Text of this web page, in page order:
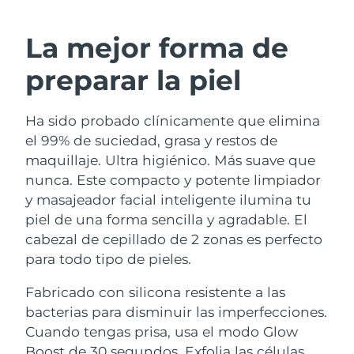
La mejor forma de
preparar la piel
Ha sido probado clínicamente que elimina
el 99% de suciedad, grasa y restos de
maquillaje. Ultra higiénico. Más suave que
nunca. Este compacto y potente limpiador
y masajeador facial inteligente ilumina tu
piel de una forma sencilla y agradable. El
cabezal de cepillado de 2 zonas es perfecto
para todo tipo de pieles.
Fabricado con silicona resistente a las
bacterias para disminuir las imperfecciones.
Cuando tengas prisa, usa el modo Glow
Limpieza facial
LUNA™ 4 pack
Anti-aging massage
LUNA™ 4 Plus
Massage, LED heating
LUNA™ 4 Men
Lifting facial
BEAR™ 2 pack
Microcurrent toning
BEAR™ 2 go
Microcurrent toning on-the-go
BEAR™ 2 eyes & lips
Hidratación
UFO™ 3 pack
Deep facial hydration
UFO™ 3 LED
Near-infrared and red light therapy
device
Cuidado bucal
issa™ 4
Hybrid silicone sonic toothbrush
issa™ 4 plus
Smart hybrid silicone sonic toothbrush
TRATAMIENTO ANTIEDAD FAQ™
Antiedad Tratamientos LED
Baréin Entrega prevista
Bélgica
Bermudas Entrega prevista
Bosnia y Herzegovina Entrega prevista 8/11/26
Brunéi
Bulgaria Entrega prevista8/8/26
Canadá Entrega prevista
Chile Entrega prevista